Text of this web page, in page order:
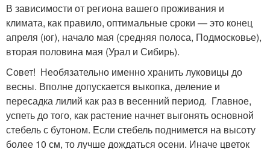
В зависимости от региона вашего проживания и
климата, как правило, оптимальные сроки — это конец
апреля (юг), начало мая (средняя полоса, Подмосковье),
вторая половина мая (Урал и Сибирь).
Совет! Необязательно именно хранить луковицы до
весны. Вполне допускается выкопка, деление и
пересадка лилий как раз в весенний период. Главное,
успеть до того, как растение начнет выгонять основной
стебель с бутоном. Если стебель поднимется на высоту
более 10 см, то лучше дождаться осени. Иначе цветок